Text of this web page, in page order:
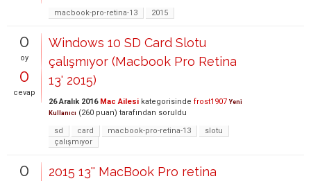
macbook-pro-retina-13
2015
0
oy
0
cevap
Windows 10 SD Card Slotu
çalışmıyor (Macbook Pro Retina
13' 2015)
26 Aralık 2016 Mac Ailesi kategorisinde frost1907 Yeni
Kullanıcı (260 puan) tarafından soruldu
sd
card macbook-pro-retina-13
slotu
çalışmıyor
0
2015 13'' MacBook Pro retina